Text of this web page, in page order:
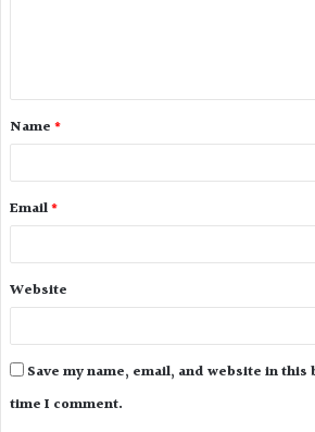
Name *
Email*
Website
Save my name, email, and website in
time I comment.